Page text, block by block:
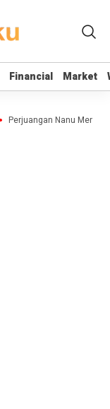
Financial Market
Financial Market
Perjuangan Nanu